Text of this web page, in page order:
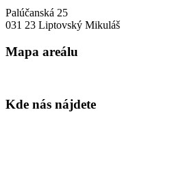
Palúčanská 25
031 23 Liptovský Mikuláš
Mapa areálu
Kde nás nájdete